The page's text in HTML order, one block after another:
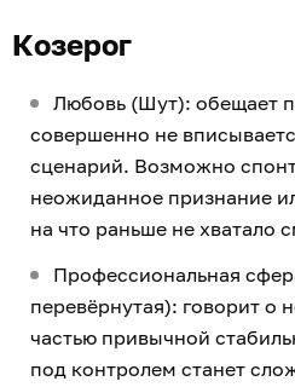
Козерог
Любовь (Шут): обещает
совершенно не
сценарий. Возможно
неожиданное признание
на что раньше не хватало
Профессиональная
перевёрнутая): говорит о
частью привычной
под контролем станет